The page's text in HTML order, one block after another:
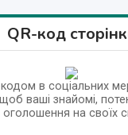
QR-код
кодом в соціальних
ваші знайомі,
на своїх